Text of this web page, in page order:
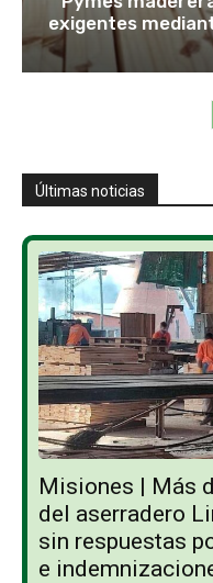
exigentes
Últimas noticias
Misiones | Más
del aserradero
sin respuestas
e